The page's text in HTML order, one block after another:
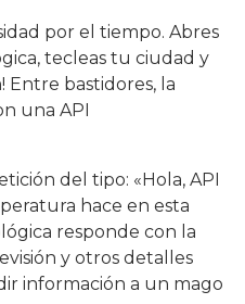
por el tiempo. Abres
tecleas tu ciudad y
Entre bastidores, la
una API
del tipo: «Hola, API
hace en esta
responde con la
y otros detalles
información a un mago